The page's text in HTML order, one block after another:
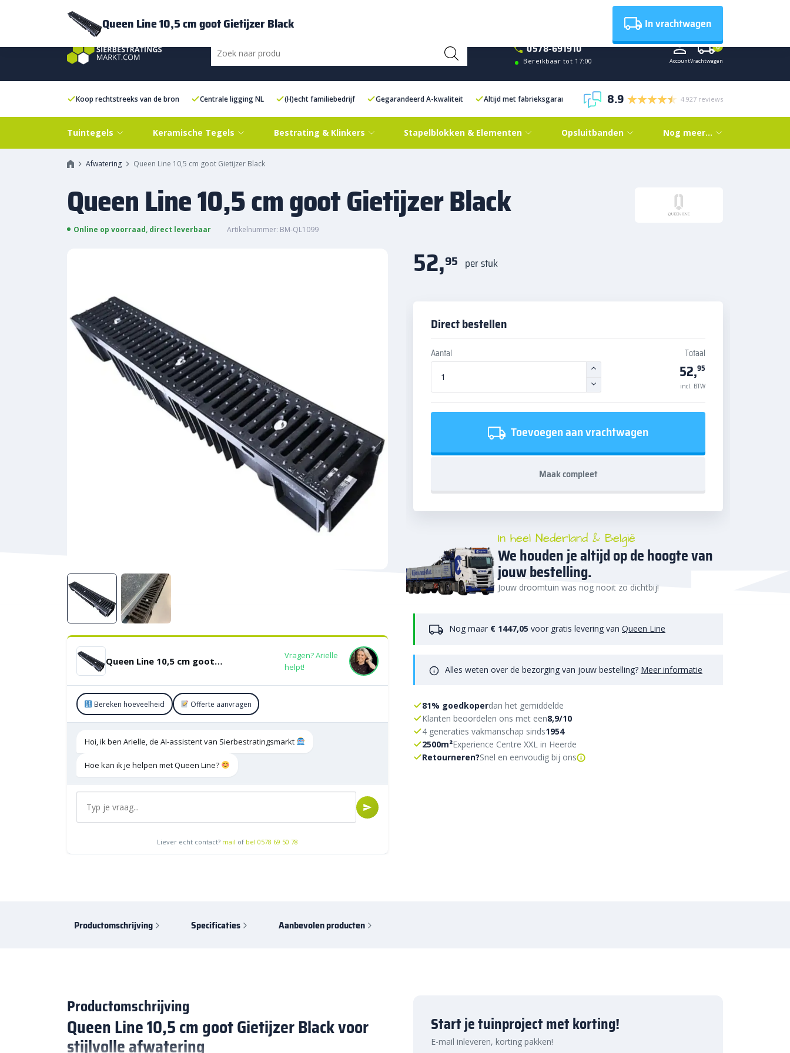
Bezorging
0578-691910
Bereikbaar tot 17:00 AccountVrachtwagen
0
Koop rechtstreeks van de bron Centrale ligging NL (H)echt familiebedrijf Gegarandeerd A-kwaliteit Altijd met fabrieksgarantie 8.9 4.927 reviews
Tuintegels Keramische Tegels Bestrating & Klinkers Stapelblokken & Elementen Opsluitbanden Nog meer…
Afwatering Queen Line 10,5 cm goot Gietijzer Black
Queen Line 10,5 cm goot Gietijzer Black
Online op voorraad, direct leverbaar Artikelnummer: BM-QL1099
Queen Line 10,5 cm goot Gietijzer Black
Vragen? Arielle
helpt!
Bereken hoeveelheid Offerte aanvragen
Hoi, ik ben Arielle, de AI-assistent van Sierbestratingsmarkt
Hoe kan ik je helpen met Queen Line?
Liever echt contact? mail of bel 0578 69 50 78
52,95 per stuk
Direct bestellen
Aantal Totaal
52,95
incl. BTW
Toevoegen aan vrachtwagen
Maak compleet
In heel Nederland & België
We houden je altijd op de hoogte van
jouw bestelling.
Jouw droomtuin was nog nooit zo dichtbij!
Nog maar € 1447,05 voor gratis levering van Queen Line
Alles weten over de bezorging van jouw bestelling? Meer informatie
81% goedkoperdan het gemiddelde
Klanten beoordelen ons met een8,9/10
4 generaties vakmanschap sinds1954
2500m²Experience Centre XXL in Heerde
Retourneren?Snel en eenvoudig bij ons
Productomschrijving Specificaties Aanbevolen producten
Productomschrijving
Queen Line 10,5 cm goot Gietijzer Black voor
stijlvolle afwatering
Start je tuinproject met korting!
E-mail inleveren, korting pakken!
Queen Line 10,5 cm goot Gietijzer Black In vrachtwagen